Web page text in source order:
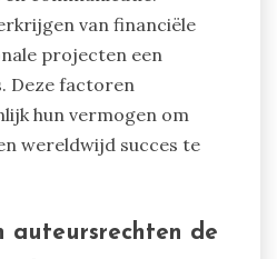
van financiële
projecten een
Deze factoren
hun vermogen om
wereldwijd succes te
auteursrechten de